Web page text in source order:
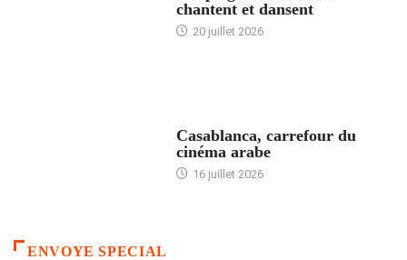
chantent et dansent
20 juillet 2026
Casablanca, carrefour du
cinéma arabe
16 juillet 2026
ENVOYE SPECIAL